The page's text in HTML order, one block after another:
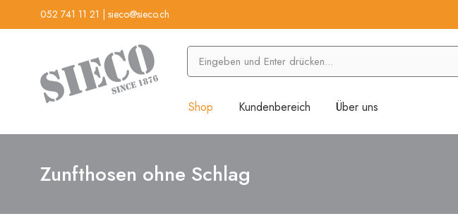
052 741 11 21 sieco@sieco.ch
Shop Kundenbereich Über uns
Zunfthosen ohne Schlag